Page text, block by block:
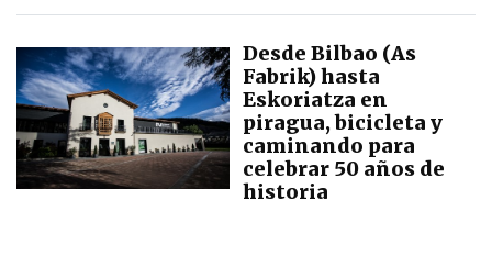
Desde Bilbao (As
Fabrik) hasta
Eskoriatza en
piragua, bicicleta y
caminando para
celebrar 50 años de
historia